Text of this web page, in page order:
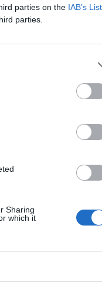
parties on the IAB’s
parties.
Sharing
which it